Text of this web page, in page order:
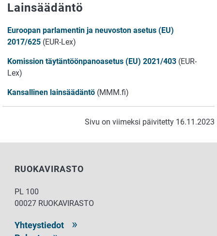
Lainsäädäntö
Euroopan parlamentin ja neuvoston asetus (EU)
2017/625 (EUR-Lex)
Komission täytäntöönpanoasetus (EU) 2021/403 (EUR-
Lex)
Kansallinen lainsäädäntö (MMM.fi)
Sivu on viimeksi päivitetty 16.11.2023
RUOKAVIRASTO
PL 100
00027 RUOKAVIRASTO
Yhteystiedot